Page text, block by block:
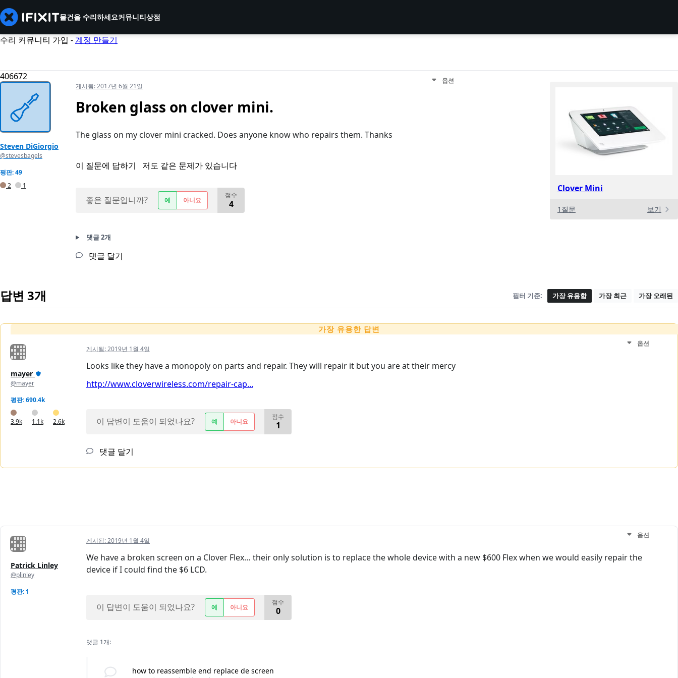
물건을 수리하세요커뮤니티상점
수리 커뮤니티 가입 -계정 만들기
406672
Clover Mini
1질문 보기
Steven DiGiorgio
@stevesbagels
평판: 49
2
1
게시됨:2017년 6월 21일
옵션
Broken glass on clover mini.
The glass on my clover mini cracked. Does anyone know who repairs them. Thanks
이 질문에 답하기 저도 같은 문제가 있습니다
좋은 질문입니까? 예 아니요
점수
4
댓글 2개
댓글 달기
답변 3개 필터 기준: 가장 유용함 가장 최근 가장 오래된
가장 유용한 답변
mayer
@mayer
평판: 690.4k
3.9k 1.1k 2.6k
게시됨:2019년 1월 4일
옵션
Looks like they have a monopoly on parts and repair. They will repair it but you are at their mercy
http://www.cloverwireless.com/repair-cap...
이 답변이 도움이 되었나요? 예 아니요
점수
1
댓글 달기
Patrick Linley
@plinley
평판: 1
게시됨:2019년 1월 4일
옵션
We have a broken screen on a Clover Flex… their only solution is to replace the whole device with a new $600 Flex when we would easily repair the
device if I could find the $6 LCD.
이 답변이 도움이 되었나요? 예 아니요
점수
0
댓글 1개:
how to reassemble end replace de screen